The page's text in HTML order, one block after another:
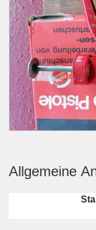
Allgemeine